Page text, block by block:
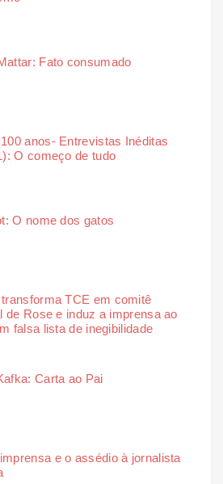
Fato consumado
anos- Entrevistas Inéditas
O começo de tudo
O nome dos gatos
TCE em comitê
de Rose e induz a imprensa ao
falsa lista de inegibilidade
Carta ao Pai
e o assédio à jornalista